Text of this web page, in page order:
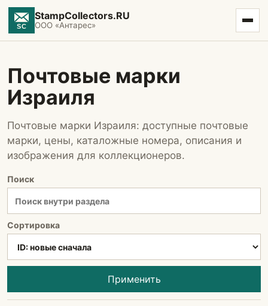
StampCollectors.RU
ООО «Антарес»
Почтовые марки
Израиля
Почтовые марки Израиля: доступные почтовые
марки, цены, каталожные номера, описания и
изображения для коллекционеров.
Поиск
Сортировка
Применить